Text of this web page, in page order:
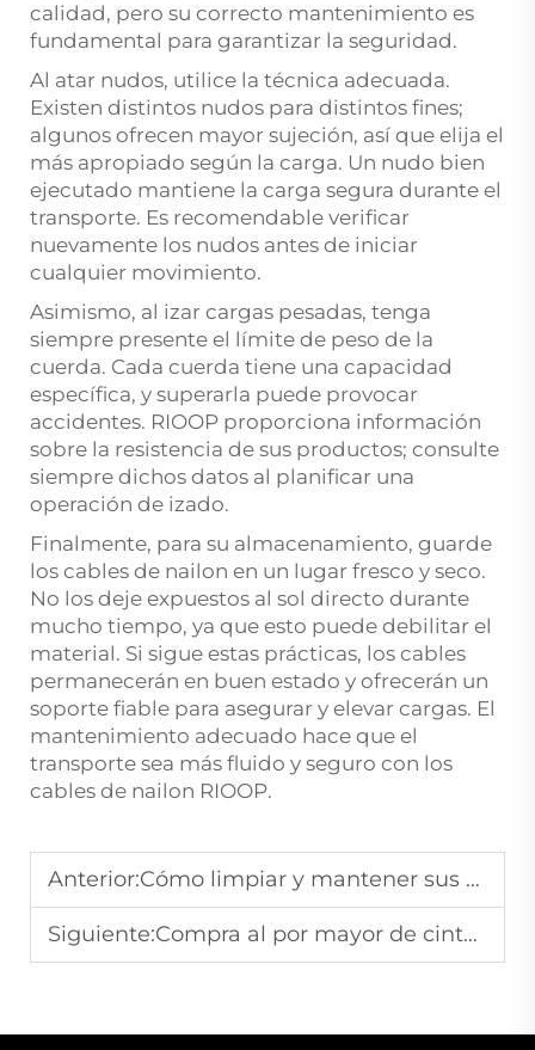
calidad, pero su correcto mantenimiento es
fundamental para garantizar la seguridad.
Al atar nudos, utilice la técnica adecuada.
Existen distintos nudos para distintos fines;
algunos ofrecen mayor sujeción, así que elija el
más apropiado según la carga. Un nudo bien
ejecutado mantiene la carga segura durante el
transporte. Es recomendable verificar
nuevamente los nudos antes de iniciar
cualquier movimiento.
Asimismo, al izar cargas pesadas, tenga
siempre presente el límite de peso de la
cuerda. Cada cuerda tiene una capacidad
específica, y superarla puede provocar
accidentes. RIOOP proporciona información
sobre la resistencia de sus productos; consulte
siempre dichos datos al planificar una
operación de izado.
Finalmente, para su almacenamiento, guarde
los cables de nailon en un lugar fresco y seco.
No los deje expuestos al sol directo durante
mucho tiempo, ya que esto puede debilitar el
material. Si sigue estas prácticas, los cables
permanecerán en buen estado y ofrecerán un
soporte fiable para asegurar y elevar cargas. El
mantenimiento adecuado hace que el
transporte sea más fluido y seguro con los
cables de nailon RIOOP.
Anterior:Cómo limpiar y mantener sus cuerdas trenzadas para una mayor durabilidad
Siguiente:Compra al por mayor de cintas: una lista de verificación para fabricantes